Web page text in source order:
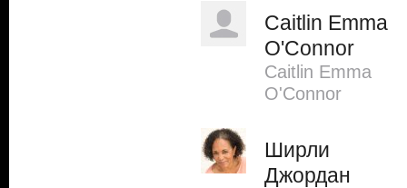
Caitlin Emma
O'Connor
Caitlin Emma
O'Connor
Ширли
Джордан